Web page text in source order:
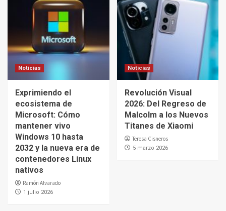
Noticias
Exprimiendo el
ecosistema de
Microsoft: Cómo
mantener vivo
Windows 10 hasta
2032 y la nueva era de
contenedores Linux
nativos
Ramón Alvarado
1 julio 2026
Noticias
Revolución Visual
2026: Del Regreso de
Malcolm a los Nuevos
Titanes de Xiaomi
Teresa Cisneros
5 marzo 2026